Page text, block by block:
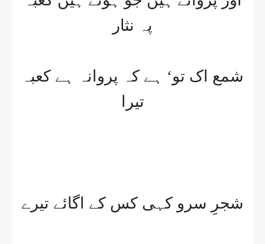
پہ نثار
شمع اک تو‘ ہے کہ پروانہ ہے کعبہ
تیرا
شجرِ سرو کہی کس کے اگائے تیرے